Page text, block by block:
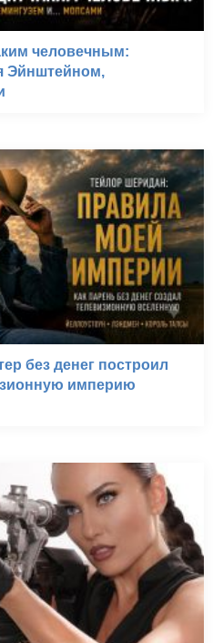
человечным:
Эйнштейном,
без денег построил
империю